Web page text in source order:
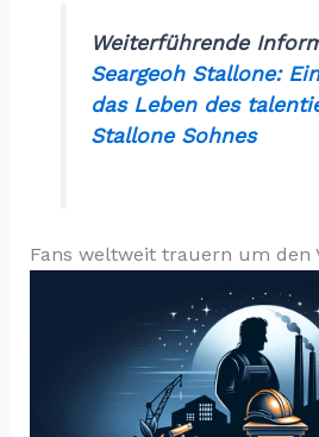
Weiterführende
Seargeoh Stallone:
das Leben des
Stallone Sohnes
Fans weltweit trauern um den